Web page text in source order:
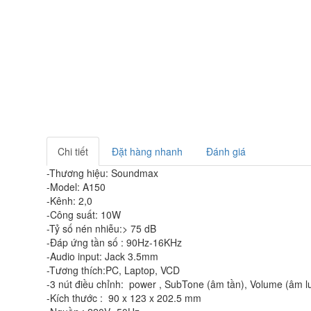
Chi tiết
Đặt hàng nhanh
Đánh giá
-Thương hiệu: Soundmax
-Model: A150
-Kênh: 2,0
-Công suất: 10W
-Tỷ số nén nhiễu:> 75 dB
-Đáp ứng tần số : 90Hz-16KHz
-Audio input: Jack 3.5mm
-Tương thích:PC, Laptop, VCD
-3 nút điều chỉnh: power , SubTone (âm tần), Volume (âm
-Kích thước : 90 x 123 x 202.5 mm